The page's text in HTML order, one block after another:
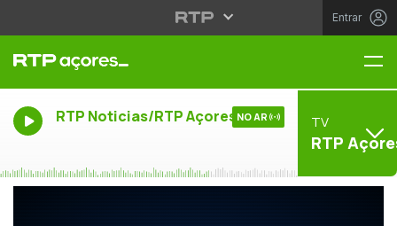
Entrar
RTP Noticias/RTP Açores NO AR TV
RTP